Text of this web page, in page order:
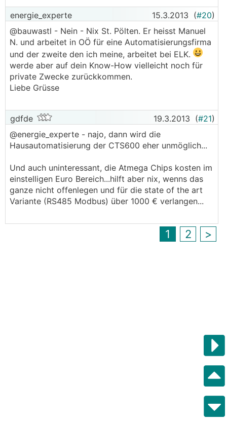
energie_experte 15.3.2013 (#20)
@bauwastl - Nein - Nix St. Pölten. Er heisst Manuel
N. und arbeitet in OÖ für eine Automatisierungsfirma
und der zweite den ich meine, arbeitet bei ELK.
werde aber auf dein Know-How vielleicht noch für
private Zwecke zurückkommen.
Liebe Grüsse
gdfde 19.3.2013 (#21)
@energie_experte - najo, dann wird die
Hausautomatisierung der CTS600 eher unmöglich...
Und auch uninteressant, die Atmega Chips kosten im
einstelligen Euro Bereich...hilft aber nix, wenns das
ganze nicht offenlegen und für die state of the art
Variante (RS485 Modbus) über 1000 € verlangen...
1 2 >